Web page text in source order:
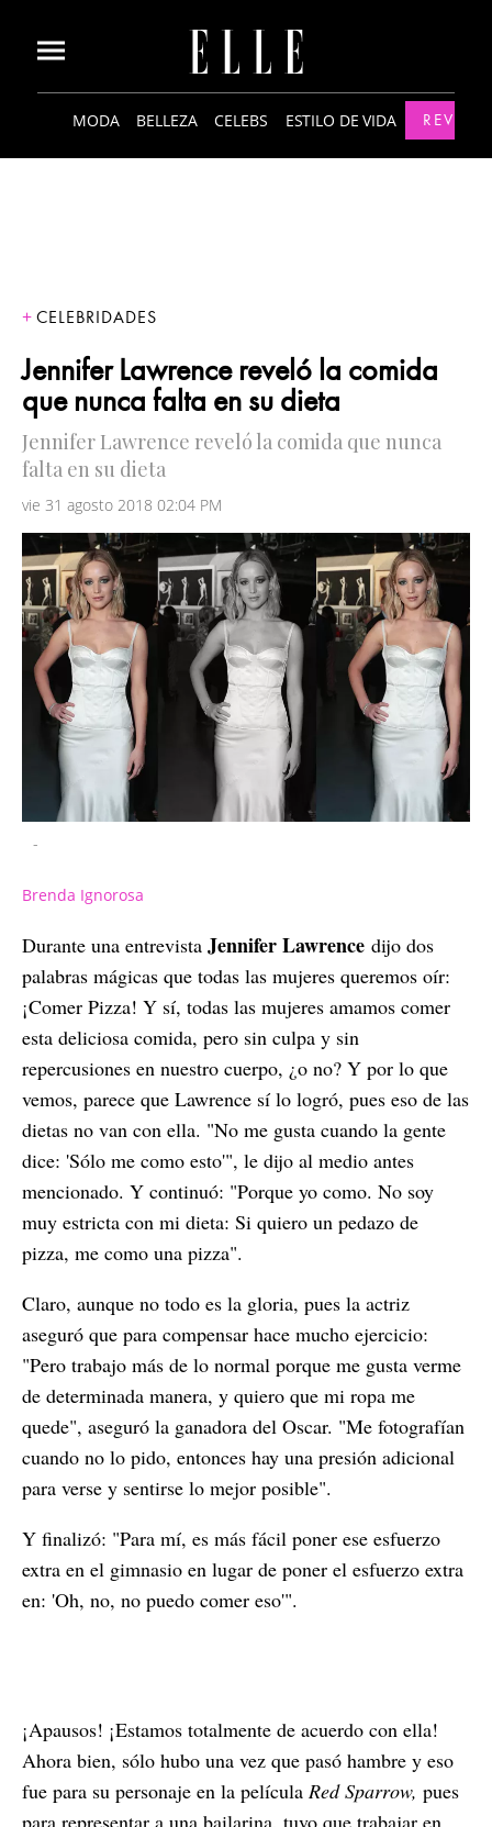
MODA BELLEZA CELEBS ESTILO DE VIDA
CELEBRIDADES
Jennifer Lawrence reveló la comida
que nunca falta en su dieta
Jennifer Lawrence reveló la comida que nunca
falta en su dieta
vie 31 agosto 2018 02:04 PM
-
Brenda Ignorosa
Durante una entrevista Jennifer Lawrence dijo dos
palabras mágicas que todas las mujeres queremos oír:
¡Comer Pizza! Y sí, todas las mujeres amamos comer
esta deliciosa comida, pero sin culpa y sin
repercusiones en nuestro cuerpo, ¿o no? Y por lo que
vemos, parece que Lawrence sí lo logró, pues eso de las
dietas no van con ella. "No me gusta cuando la gente
dice: 'Sólo me como esto'", le dijo al medio antes
mencionado. Y continuó: "Porque yo como. No soy
muy estricta con mi dieta: Si quiero un pedazo de
pizza, me como una pizza".
Claro, aunque no todo es la gloria, pues la actriz
aseguró que para compensar hace mucho ejercicio:
"Pero trabajo más de lo normal porque me gusta verme
de determinada manera, y quiero que mi ropa me
quede", aseguró la ganadora del Oscar. "Me fotografían
cuando no lo pido, entonces hay una presión adicional
para verse y sentirse lo mejor posible".
Y finalizó: "Para mí, es más fácil poner ese esfuerzo
extra en el gimnasio en lugar de poner el esfuerzo extra
en: 'Oh, no, no puedo comer eso'".
¡Apausos! ¡Estamos totalmente de acuerdo con ella!
Ahora bien, sólo hubo una vez que pasó hambre y eso
fue para su personaje en la película Red Sparrow, pues
para representar a una bailarina, tuvo que trabajar en